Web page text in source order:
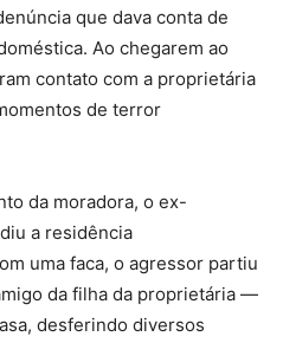
que dava conta de
Ao chegarem ao
contato com a proprietária
de terror
da moradora, o ex-
a residência
uma faca, o agressor partiu
da filha da proprietária —
desferindo diversos